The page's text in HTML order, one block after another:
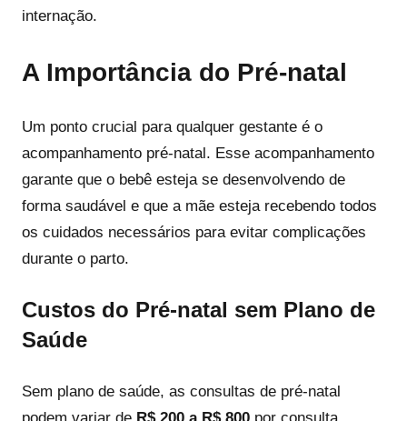
internação.
A Importância do Pré-natal
Um ponto crucial para qualquer gestante é o
acompanhamento pré-natal. Esse acompanhamento
garante que o bebê esteja se desenvolvendo de
forma saudável e que a mãe esteja recebendo todos
os cuidados necessários para evitar complicações
durante o parto.
Custos do Pré-natal sem Plano de
Saúde
Sem plano de saúde, as consultas de pré-natal